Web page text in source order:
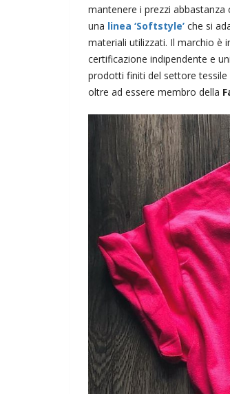
mantenere i prezzi
una linea ‘Softstyle’ che si
materiali utilizzati. Il marchio è
certificazione indipendente e
prodotti finiti del settore tessile
oltre ad essere membro della